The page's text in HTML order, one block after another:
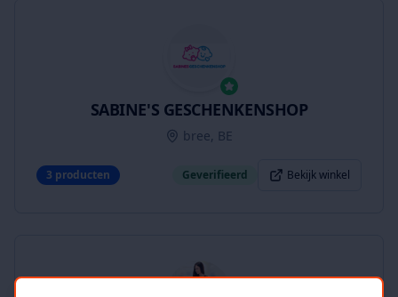
SABINE'S GESCHENKENSHOP
bree, BE
3 producten Geverifieerd Bekijk winkel